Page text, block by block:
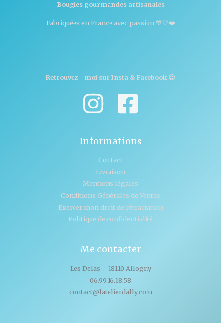
Bougies gourmandes artisanales
Fabriquées en France avec passion 💙🤍❤️
Retrouvez - moi sur Insta & Facebook 😉
Informations
Contact
Livraison
Mentions légales
Conditions Générales de Ventes
Exercer mon droit de rétractation
Politique de confidentialité
Me contacter
Les Delas – 18110 Allogny
06.99.16.18.58
contact@latelierdally.com